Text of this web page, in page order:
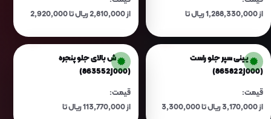
از 1,288,330,000 ریال تا
از 2,810,000 ریال تا 2,920,000
لبه پایینی سپر جلو راست
(865822J000)
قیمت:
از 3,170,000 ریال تا 3,300,000
گارنیش بالای جلو پنجره
(863552J000)
قیمت:
از 113,770,000 ریال تا